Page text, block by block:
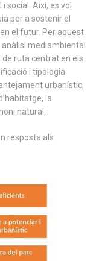
Així, es vol
per a sostenir el
el futur. Per aquest
mediambiental
de ruta centrat en els
i tipologia
urbanístic,
la
natural.
resposta als